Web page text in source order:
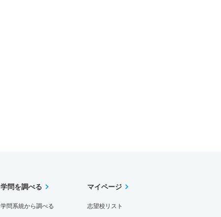
学問を調べる
学問系統から調べる
マイページ
志望校リスト